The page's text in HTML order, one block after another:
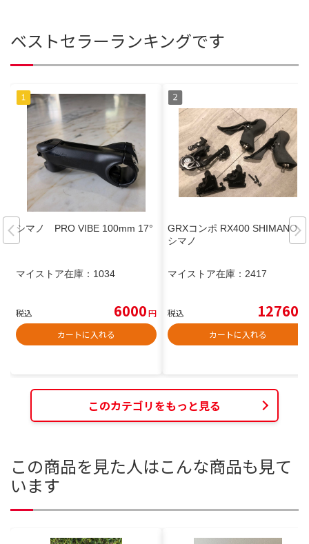
ベストセラーランキングです
シマノ PRO VIBE 100mm 17°
マイストア在庫： 1034
税込 6000円
カートに入れる
GRXコンポ RX400 SHIMANO
シマノ
マイストア在庫： 2417
税込 12760
カートに入れる
このカテゴリをもっと見る
この商品を見た人はこんな商品も見て
います